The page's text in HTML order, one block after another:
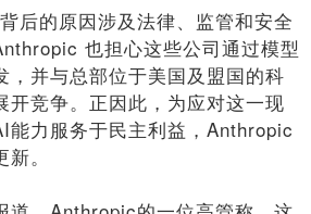
后的原因涉及法律、监管和安全
也担心这些公司通过模型
，并与总部位于美国及盟国的科
开竞争。正因此，为应对这一现
能力服务于民主利益，Anthropic
。